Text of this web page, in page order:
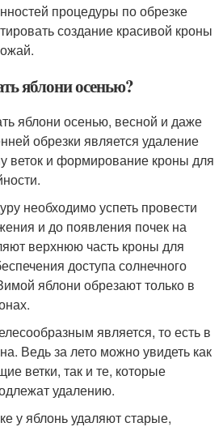
процедуры по обрезке
создание красивой кроны
яблони осенью?
яблони осенью, весной и даже
обрезки является удаление
веток и формирование кроны для
необходимо успеть провести
и до появления почек на
верхнюю часть кроны для
доступа солнечного
яблони обрезают только в
является, то есть в
Ведь за лето можно увидеть как
ветки, так и те, которые
удалению.
у яблонь удаляют старые,